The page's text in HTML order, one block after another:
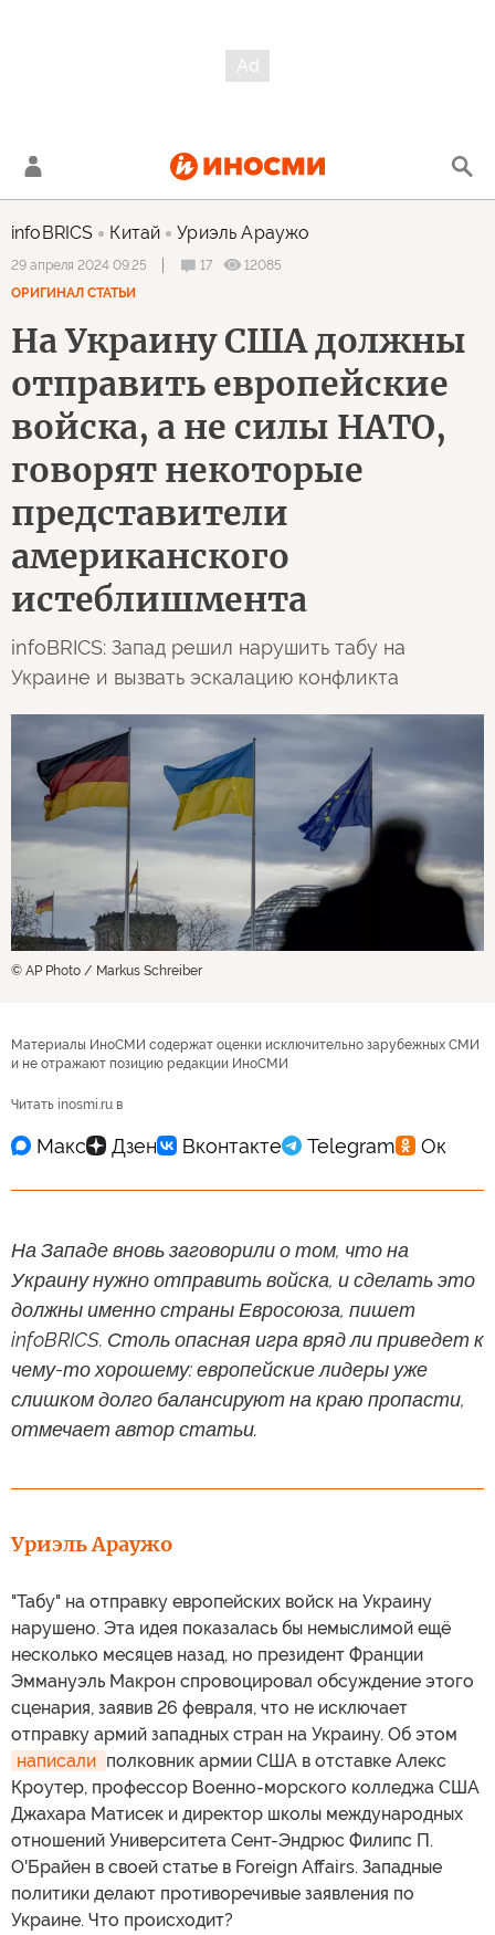
infoBRICS Китай Уриэль Араужо
29 апреля 2024 09:25 17
12085
ОРИГИНАЛ СТАТЬИ
На Украину США должны
отправить европейские
войска, а не силы НАТО,
говорят некоторые
представители
американского
истеблишмента
infoBRICS: Запад решил нарушить табу на
Украине и вызвать эскалацию конфликта
© AP Photo / Markus Schreiber
Материалы ИноСМИ содержат оценки исключительно зарубежных СМИ
и не отражают позицию редакции ИноСМИ
Читать inosmi.ru в
На Западе вновь заговорили о том, что на
Украину нужно отправить войска, и сделать это
должны именно страны Евросоюза, пишет
infoBRICS. Столь опасная игра вряд ли приведет к
чему-то хорошему: европейские лидеры уже
слишком долго балансируют на краю пропасти,
отмечает автор статьи.
Уриэль Араужо
"Табу" на отправку европейских войск на Украину
нарушено. Эта идея показалась бы немыслимой ещё
несколько месяцев назад, но президент Франции
Эммануэль Макрон спровоцировал обсуждение этого
сценария, заявив 26 февраля, что не исключает
отправку армий западных стран на Украину. Об этом
написали полковник армии США в отставке Алекс
Кроутер, профессор Военно-морского колледжа США
Джахара Матисек и директор школы международных
отношений Университета Сент-Эндрюс Филипс П.
О'Брайен в своей статье в Foreign Affairs. Западные
политики делают противоречивые заявления по
Украине. Что происходит?